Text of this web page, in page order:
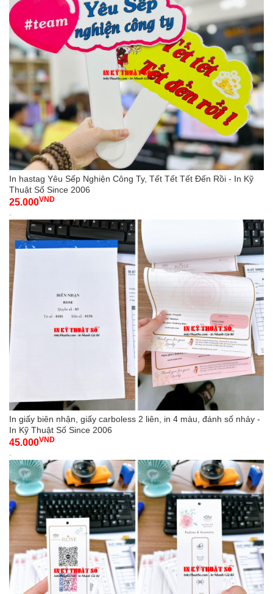
In hastag Yêu Sếp Nghiện Công Ty, Tết Tết Tết Đến Rồi - In Kỹ
Thuật Số Since 2006
25.000VND
-
In giấy biên nhận, giấy carboless 2 liên, in 4 màu, đánh số nhảy -
In Kỹ Thuật Số Since 2006
45.000VND
-